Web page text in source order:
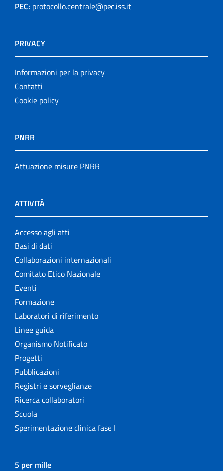
PEC: protocollo.centrale@pec.iss.it
PRIVACY
Informazioni per la privacy
Contatti
Cookie policy
PNRR
Attuazione misure PNRR
ATTIVITÀ
Accesso agli atti
Basi di dati
Collaborazioni internazionali
Comitato Etico Nazionale
Eventi
Formazione
Laboratori di riferimento
Linee guida
Organismo Notificato
Progetti
Pubblicazioni
Registri e sorveglianze
Ricerca collaboratori
Scuola
Sperimentazione clinica fase I
5 per mille